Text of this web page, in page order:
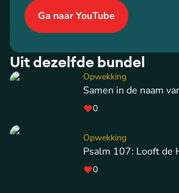
Ga naar YouTube
Uit dezelfde bundel
Opwekking
Samen in de naam
0
Opwekking
Psalm 107: Looft de
0